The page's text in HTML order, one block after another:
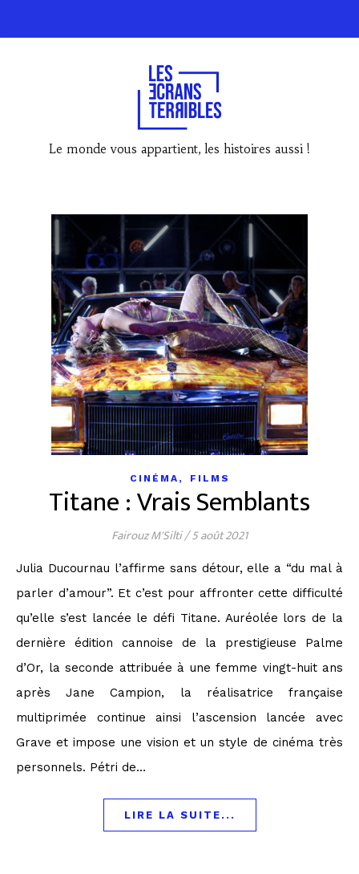
Le monde vous appartient, les histoires aussi !
CINÉMA , FILMS
Titane : Vrais Semblants
Fairouz M'Silti/5 août 2021
Julia Ducournau l’affirme sans détour, elle a “du mal à
parler d’amour”. Et c’est pour affronter cette difficulté
qu’elle s’est lancée le défi Titane. Auréolée lors de la
dernière édition cannoise de la prestigieuse Palme
d’Or, la seconde attribuée à une femme vingt-huit ans
après Jane Campion, la réalisatrice française
multiprimée continue ainsi l’ascension lancée avec
Grave et impose une vision et un style de cinéma très
personnels. Pétri de…
LIRE LA SUITE...